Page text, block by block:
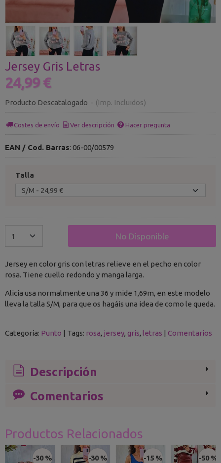
Jersey Gris Letras
24,99 €
Producto Descatalogado - (Imp. Incluidos)
Costes de envío Ver descripción Hacer pregunta
EAN / Cod. Barras: 06-00/00579
Talla
No Disponible
Jersey en color gris con letras relieve en el pecho en color
rosa. Tiene cuello redondo y manga larga.
Alicia usa normalmente una 36 y mide 1,69m, en este modelo
lleva la talla S/M, para que os hagáis una idea de como le queda.
Categoría: Punto | Tags: rosa jersey gris letras | Comentarios
Descripción
Comentarios
Productos Relacionados
-30 % -30 % -15 % -50 %